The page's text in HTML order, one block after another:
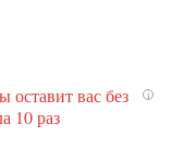
i
оставит вас без
10 раз